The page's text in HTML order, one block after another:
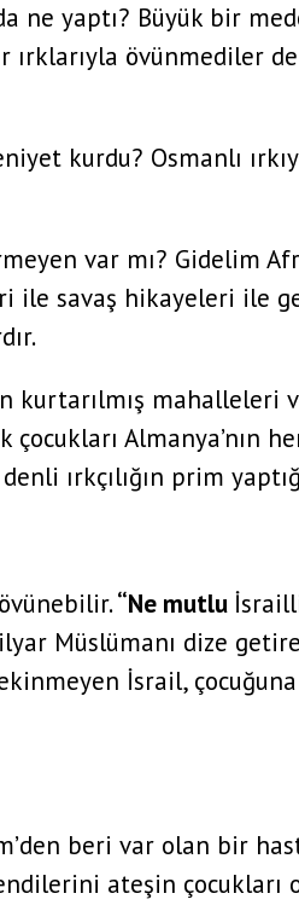
ne yaptı? Büyük bir
övünmediler
kurdu? Osmanlı
var mı? Gidelim
ile savaş hikayeleri ile
kurtarılmış mahalleleri
çocukları Almanya’nın
ırkçılığın prim
“Ne mutlu
Müslümanı dize
İsrail, çocuğuna
beri var olan bir
ateşin çocukları